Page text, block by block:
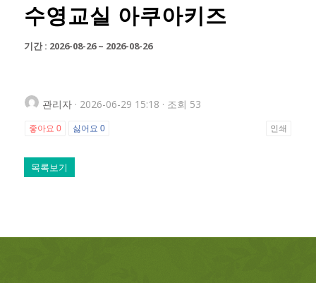
수영교실 아쿠아키즈
기간 : 2026-08-26 ~ 2026-08-26
관리자 · 2026-06-29 15:18 · 조회 53
좋아요 0 싫어요 0 인쇄
목록보기